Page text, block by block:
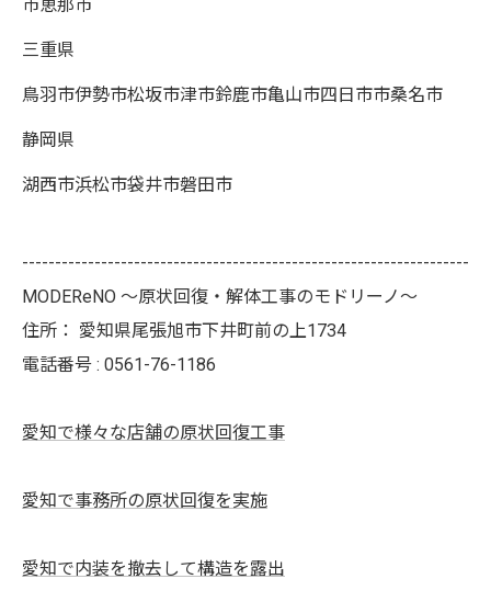
市恵那市
三重県
鳥羽市伊勢市松坂市津市鈴鹿市亀山市四日市市桑名市
静岡県
湖西市浜松市袋井市磐田市
--------------------------------------------------------------------
MODEReNO ～原状回復・解体工事のモドリーノ～
住所： 愛知県尾張旭市下井町前の上1734
電話番号 : 0561-76-1186
愛知で様々な店舗の原状回復工事
愛知で事務所の原状回復を実施
愛知で内装を撤去して構造を露出